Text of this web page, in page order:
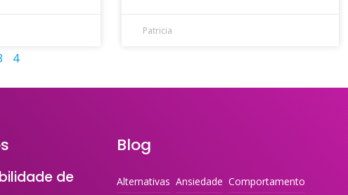
Patricia
4
de
Blog
Alternativas Ansiedade Comportamento